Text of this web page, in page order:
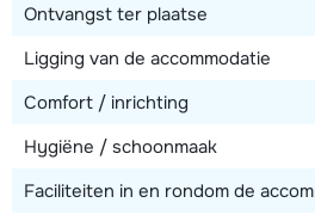
Ontvangst ter plaatse
Ligging van de accommodatie
Comfort / inrichting
Hygiëne / schoonmaak
Faciliteiten in en rondom de